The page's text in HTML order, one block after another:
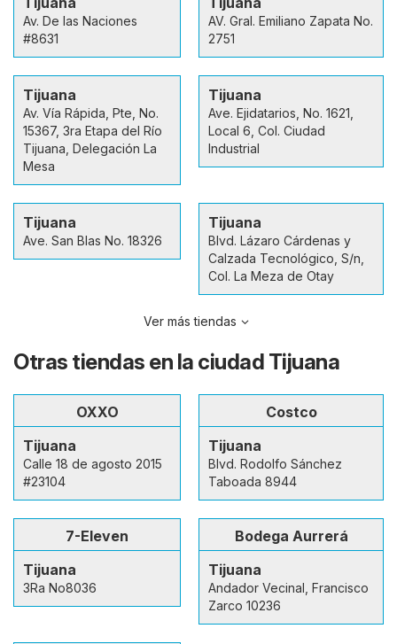
Av. De las Naciones
#8631
AV. Gral. Emiliano Zapata No.
2751
Tijuana
Av. Vía Rápida, Pte, No.
15367, 3ra Etapa del Río
Tijuana, Delegación La
Mesa
Tijuana
Ave. Ejidatarios, No. 1621,
Local 6, Col. Ciudad
Industrial
Tijuana
Ave. San Blas No. 18326
Tijuana
Blvd. Lázaro Cárdenas y
Calzada Tecnológico, S/n,
Col. La Meza de Otay
Ver más tiendas
Otras tiendas en la ciudad Tijuana
OXXO
Tijuana
Calle 18 de agosto 2015
#23104
Costco
Tijuana
Blvd. Rodolfo Sánchez
Taboada 8944
7-Eleven
Tijuana
3Ra No8036
Bodega Aurrerá
Tijuana
Andador Vecinal, Francisco
Zarco 10236